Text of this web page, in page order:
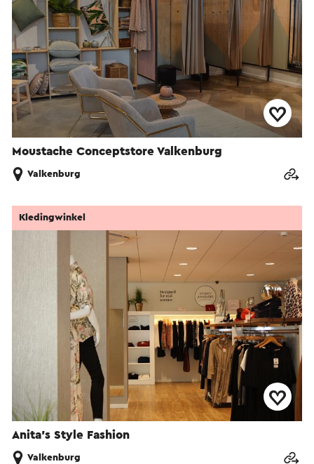
Moustache Conceptstore Valkenburg
Valkenburg
Anita's Style Fashion
Kledingwinkel
Valkenburg